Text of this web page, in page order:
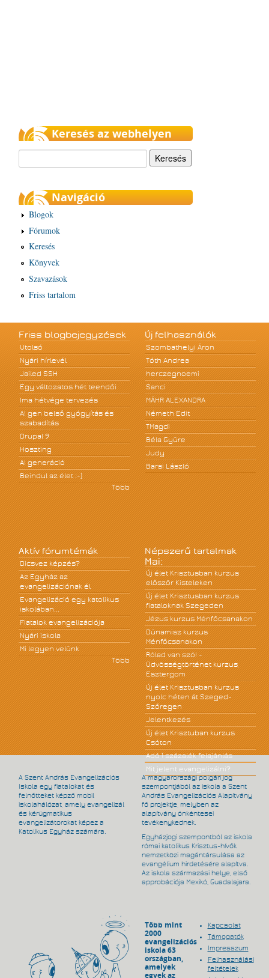
Keresés az webhelyen
Navigáció
Blogok
Fórumok
Keresés
Könyvek
Szavazások
Friss tartalom
Friss blogbejegyzések
Utolsó
Nyári hírlevél
Jailed SSH
Egy változatos hét teendői
Ima hétvége tervezés
A! gen belső gyógyítás és
szabadítás
Drupal 9
Hoszting
A! generáció
Beindul az élet :-)
Több
Új felhasználók
Szombathelyi Áron
Tóth Andrea
herczegnoemi
Sanci
MÁHR ALEXANDRA
Németh Edit
TMagdi
Béla Gyüre
Judy
Barsi László
Aktív fórumtémák
Dicsvez képzés?
Az Egyház az
evangelizációnak él
Evangelizáció egy katolikus
iskolában...
Fiatalok evangelizációja
Nyári iskola
Mi legyen velünk
Több
Népszerű tartalmak
Mai:
Új élet Krisztusban kurzus
először Kisteleken
Új élet Krisztusban kurzus
fiataloknak Szegeden
Jézus kurzus Ménfőcsanakon
Dünamisz kurzus
Ménfőcsanakon
Rólad van szó! -
Üdvösségtörténet kurzus,
Esztergom
Új élet Krisztusban kurzus
nyolc héten át Szeged-
Szőregen
Jelentkezés
Új élet Krisztuban kurzus
Csóton
Adó 1 százalék felajánlás
Mit jelent evangelizálni?
A Szent András Evangelizációs
Iskola egy fiatalokat és
felnőtteket képző mobil
iskolahálózat, amely evangelizál
és kérügmatikus
evangelizátorokat képez a
Katolikus Egyház számára.
A magyarországi polgári jog
szempontjából az iskola a Szent
András Evangelizációs Alapítvány
fő projektje, melyben az
alapítvány önkéntesei
tevékenykednek.
Egyházjogi szempontból az iskola
római katolikus Krisztus-hívők
nemzetközi magántársulása az
evangélium hirdetésére alapítva.
Az iskola származási helye, első
approbációja Mexikó, Guadalajara.
Több mint
2000
evangelizációs
iskola 63
országban,
amelyek
egyek az
Kapcsolat
Támogatók
Impresszum
Felhasználási
feltételek